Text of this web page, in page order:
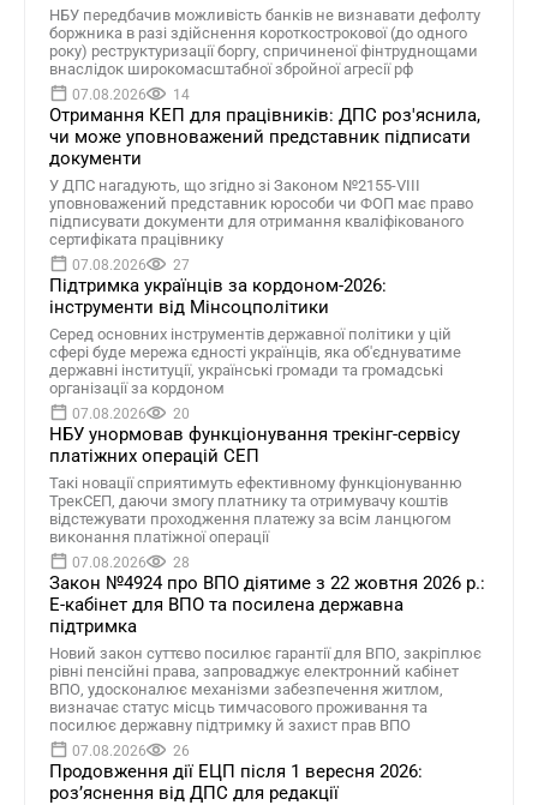
НБУ передбачив можливість банків не визнавати дефолту
боржника в разі здійснення короткострокової (до одного
року) реструктуризації боргу, спричиненої фінтруднощами
внаслідок широкомасштабної збройної агресії рф
07.08.2026 14
Отримання КЕП для працівників: ДПС роз'яснила,
чи може уповноважений представник підписати
документи
У ДПС нагадують, що згідно зі Законом №2155-VIII
уповноважений представник юрособи чи ФОП має право
підписувати документи для отримання кваліфікованого
сертифіката працівнику
07.08.2026 27
Підтримка українців за кордоном-2026:
інструменти від Мінсоцполітики
Серед основних інструментів державної політики у цій
сфері буде мережа єдності українців, яка об'єднуватиме
державні інституції, українські громади та громадські
організації за кордоном
07.08.2026 20
НБУ унормовав функціонування трекінг-сервісу
платіжних операцій СЕП
Такі новації сприятимуть ефективному функціонуванню
ТрекСЕП, даючи змогу платнику та отримувачу коштів
відстежувати проходження платежу за всім ланцюгом
виконання платіжної операції
07.08.2026 28
Закон №4924 про ВПО діятиме з 22 жовтня 2026 р.:
Е-кабінет для ВПО та посилена державна
підтримка
Новий закон суттєво посилює гарантії для ВПО, закріплює
рівні пенсійні права, запроваджує електронний кабінет
ВПО, удосконалює механізми забезпечення житлом,
визначає статус місць тимчасового проживання та
посилює державну підтримку й захист прав ВПО
07.08.2026 26
Продовження дії ЕЦП після 1 вересня 2026:
розʼяснення від ДПС для редакції